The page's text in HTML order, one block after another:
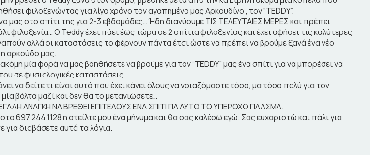
φιλοξενώντας για λίγο χρόνο τον αγαπημένο μας Αρκουδίνο , τον “TEDDY”.
μας στο σπίτι της για 2-3 εβδομάδες… Ήδη διανύουμε ΤΙΣ ΤΕΛΕΥΤΑΙΕΣ ΜΕΡΕΣ και πρέπει
φιλοξενία… Ο Teddy έχει πάει έως τώρα σε 2 σπίτια φιλοξενίας και έχει αφήσει τις καλύτερες
αλλά οι καταστάσεις το φέρνουν πάντα έτσι ώστε να πρέπει να βρούμε ξανά ένα νέο
αρκούδο μας.
μία φορά να μας βοηθήσετε να βρούμε για τον “TEDDY” μας ένα σπίτι για να μπορέσει να
σε φυσιολογικές καταστάσεις.
να δείτε τι είναι αυτό που έχει κάνει όλους να νοιαζόμαστε τόσο, μα τόσο πολύ για τον
βόλτα μαζί και δεν θα το μετανιώσετε…
ΑΝΑΓΚΗ ΝΑ ΒΡΕΘΕΙ ΕΠΙΤΕΛΟΥΣ ΕΝΑ ΣΠΙΤΙ ΓΙΑ ΑΥΤΟ ΤΟ ΥΠΕΡΟΧΟ ΠΛΑΣΜΑ.
697 244 1128 η στείλτε μου ένα μήνυμα και θα σας καλέσω εγώ. Σας ευχαριστώ και πάλι για
για διαβάσετε αυτά τα λόγια.